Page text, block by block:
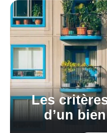
Les
d’un